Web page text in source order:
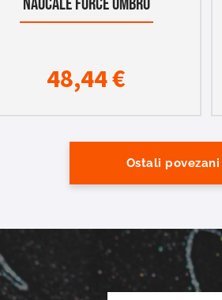
48,44€
Ostali